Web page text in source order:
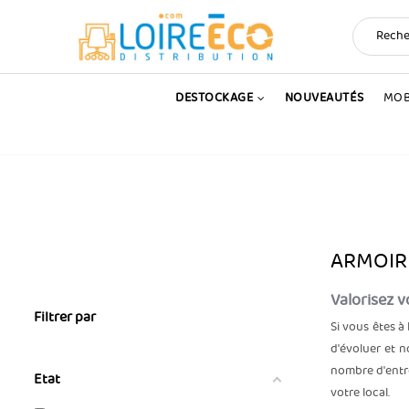
DESTOCKAGE NOUVEAUTÉS
Filtrer par
Etat
Valorisez
Si vous êtes
d'évoluer et
nombre
votre local.